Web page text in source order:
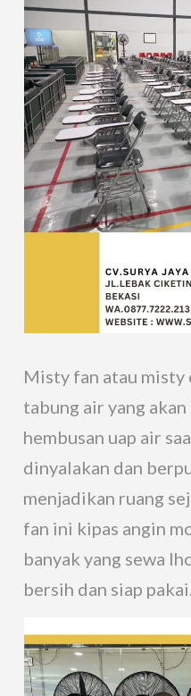
Misty fan atau
tabung air yang
hembusan uap air
dinyalakan dan
menjadikan ruang
fan ini kipas angin
banyak yang sewa
bersih dan siap pakai.